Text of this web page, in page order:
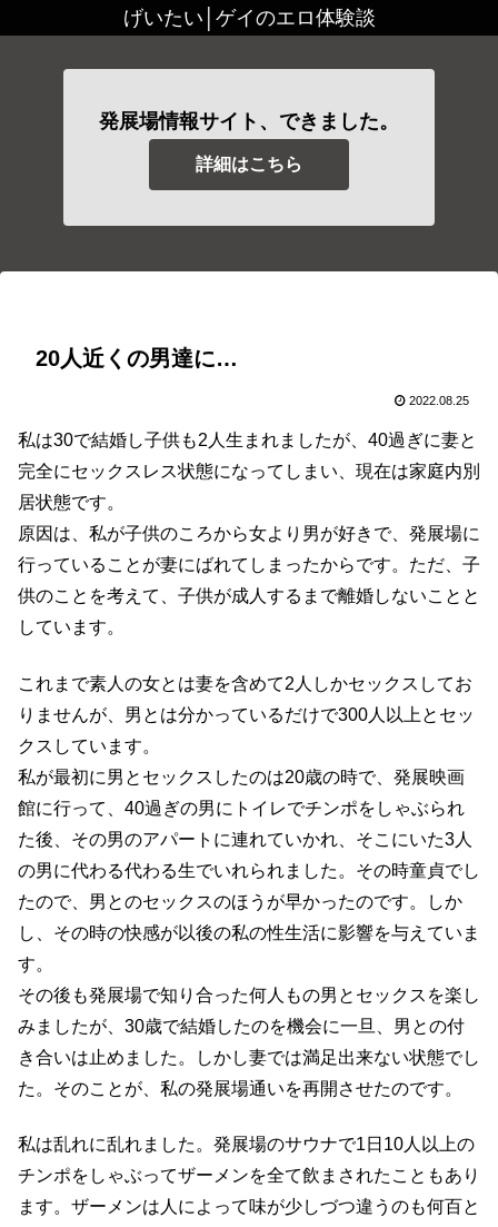
げいたい│ゲイのエロ体験談
発展場情報サイト、できました。
詳細はこちら
20人近くの男達に…
2022.08.25
私は30で結婚し子供も2人生まれましたが、40過ぎに妻と
完全にセックスレス状態になってしまい、現在は家庭内別
居状態です。
原因は、私が子供のころから女より男が好きで、発展場に
行っていることが妻にばれてしまったからです。ただ、子
供のことを考えて、子供が成人するまで離婚しないことと
しています。
これまで素人の女とは妻を含めて2人しかセックスしてお
りませんが、男とは分かっているだけで300人以上とセッ
クスしています。
私が最初に男とセックスしたのは20歳の時で、発展映画
館に行って、40過ぎの男にトイレでチンポをしゃぶられ
た後、その男のアパートに連れていかれ、そこにいた3人
の男に代わる代わる生でいれられました。その時童貞でし
たので、男とのセックスのほうが早かったのです。しか
し、その時の快感が以後の私の性生活に影響を与えていま
す。
その後も発展場で知り合った何人もの男とセックスを楽し
みましたが、30歳で結婚したのを機会に一旦、男との付
き合いは止めました。しかし妻では満足出来ない状態でし
た。そのことが、私の発展場通いを再開させたのです。
私は乱れに乱れました。発展場のサウナで1日10人以上の
チンポをしゃぶってザーメンを全て飲まされたこともあり
ます。ザーメンは人によって味が少しづつ違うのも何百と